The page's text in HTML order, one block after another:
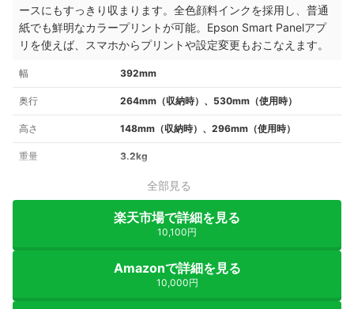
ースにもすっきり収まります。全色顔料インクを採用し、普通
紙でも鮮明なカラープリントが可能。Epson Smart Panelアプ
リを使えば、スマホからプリントや設定変更もおこなえます。
幅 392mm
奥行 264mm（収納時）、530mm（使用時）
高さ 148mm（収納時）、296mm（使用時）
重量 3.2kg
全部見る
楽天市場で詳細を見る
10,100円
Amazonで詳細を見る
10,000円